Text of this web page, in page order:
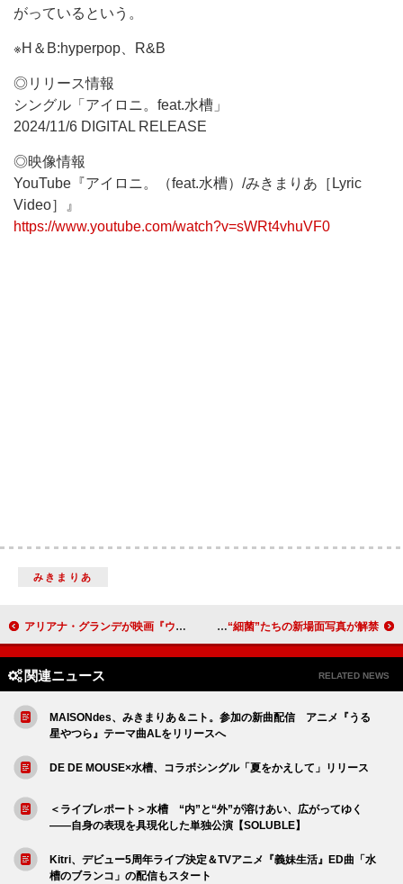
がっているという。
※H＆B:hyperpop、R&B
◎リリース情報
シングル「アイロニ。feat.水槽」
2024/11/6 DIGITAL RELEASE
◎映像情報
YouTube『アイロニ。（feat.水槽）/みきまりあ［Lyric
Video］』
https://www.youtube.com/watch?v=sWRt4vhuVF0
みきまりあ
アリアナ・グランデが映画『ウィキッド』にキャスティングされたことにシンシア・エリヴォが感謝 映画『はたらく細胞』、“最強の敵”演じるFukaseなど“細菌”たちの新場面写真が解禁
関連ニュース RELATED NEWS
MAISONdes、みきまりあ＆ニト。参加の新曲配信 アニメ『うる
星やつら』テーマ曲ALをリリースへ
DE DE MOUSE×水槽、コラボシングル「夏をかえして」リリース
＜ライブレポート＞水槽 “内”と“外”が溶けあい、広がってゆく
――自身の表現を具現化した単独公演【SOLUBLE】
Kitri、デビュー5周年ライブ決定＆TVアニメ『義妹生活』ED曲「水
槽のブランコ」の配信もスタート